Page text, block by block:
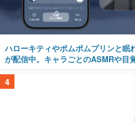
ハローキティやポムポムプリンと眠
が配信中。キャラごとのASMRや目
4